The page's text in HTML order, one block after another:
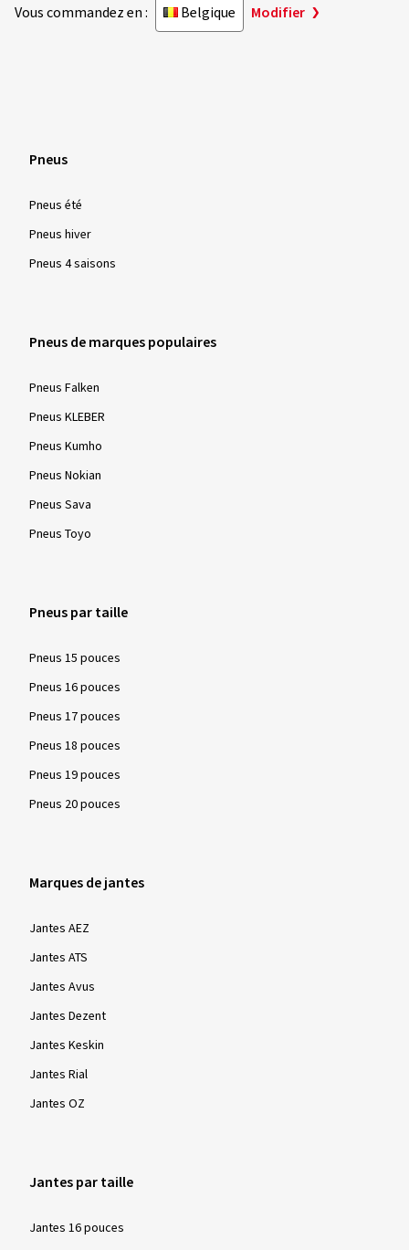
Vous commandez en : Belgique Modifier
Pneus
Pneus été
Pneus hiver
Pneus 4 saisons
Pneus de marques populaires
Pneus Falken
Pneus KLEBER
Pneus Kumho
Pneus Nokian
Pneus Sava
Pneus Toyo
Pneus par taille
Pneus 15 pouces
Pneus 16 pouces
Pneus 17 pouces
Pneus 18 pouces
Pneus 19 pouces
Pneus 20 pouces
Marques de jantes
Jantes AEZ
Jantes ATS
Jantes Avus
Jantes Dezent
Jantes Keskin
Jantes Rial
Jantes OZ
Jantes par taille
Jantes 16 pouces